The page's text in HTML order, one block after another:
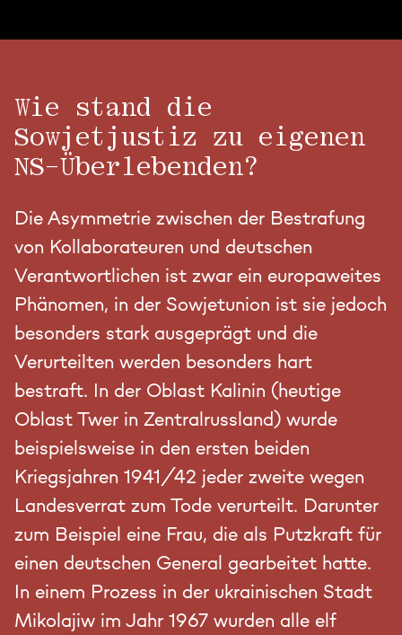
Wie stand die
Sowjetjustiz zu eigenen
NS-Überlebenden?
Die Asymmetrie zwischen der Bestrafung
von Kollaborateuren und deutschen
Verantwortlichen ist zwar ein europaweites
Phänomen, in der Sowjetunion ist sie jedoch
besonders stark ausgeprägt und die
Verurteilten werden besonders hart
bestraft. In der Oblast Kalinin (heutige
Oblast Twer in Zentralrussland) wurde
beispielsweise in den ersten beiden
Kriegsjahren 1941/42 jeder zweite wegen
Landesverrat zum Tode verurteilt. Darunter
zum Beispiel eine Frau, die als Putzkraft für
einen deutschen General gearbeitet hatte.
In einem Prozess in der ukrainischen Stadt
Mikolajiw im Jahr 1967 wurden alle elf